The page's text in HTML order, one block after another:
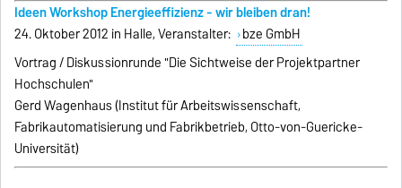
Ideen Workshop Energieeffizienz - wir bleiben dran!
24. Oktober 2012 in Halle, Veranstalter: bze GmbH
Vortrag / Diskussionrunde "Die Sichtweise der Projektpartner
Hochschulen"
Gerd Wagenhaus (Institut für Arbeitswissenschaft,
Fabrikautomatisierung und Fabrikbetrieb, Otto-von-Guericke-
Universität)